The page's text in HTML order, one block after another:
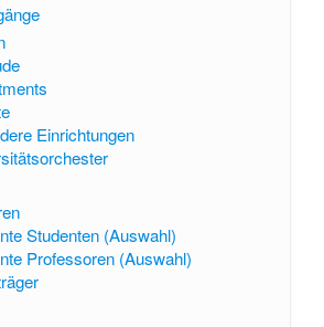
Einrichtungen
Studenten (Auswahl)
Professoren (Auswahl)